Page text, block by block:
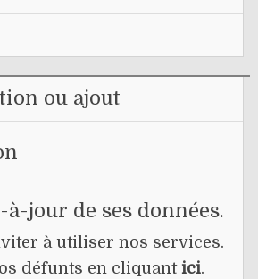
ou ajout
jour de ses données.
à utiliser nos services.
défunts en cliquantici.